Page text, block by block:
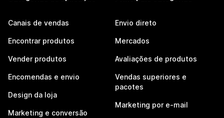
Canais de vendas
Encontrar produtos
Vender produtos
Encomendas e envio
Design da loja
Marketing e conversão
Envio direto
Mercados
Avaliações de produtos
Vendas superiores e
pacotes
Marketing por e-mail